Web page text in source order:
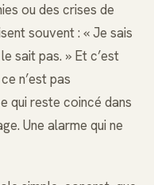
ou des crises de
souvent : « Je sais
sait pas. » Et c’est
n’est pas
qui reste coincé dans
Une alarme qui ne